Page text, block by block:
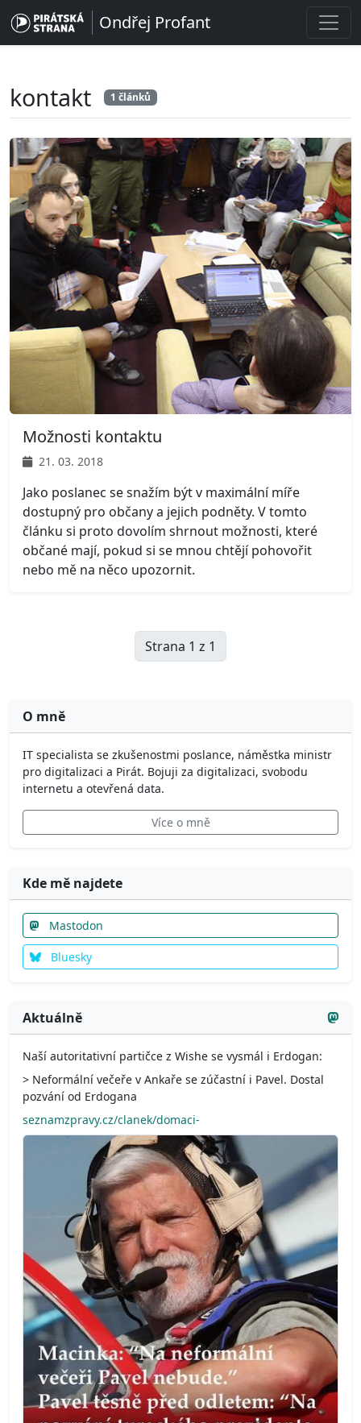
Ondřej Profant
kontakt 1 článků
Možnosti kontaktu
21. 03. 2018
Jako poslanec se snažím být v maximální míře
dostupný pro občany a jejich podněty. V tomto
článku si proto dovolím shrnout možnosti, které
občané mají, pokud si se mnou chtějí pohovořit
nebo mě na něco upozornit.
Strana 1 z 1
O mně
IT specialista se zkušenostmi poslance, náměstka ministr
pro digitalizaci a Pirát. Bojuji za digitalizaci, svobodu
internetu a otevřená data.
Více o mně
Kde mě najdete
Mastodon
Bluesky
Aktuálně
Naší autoritativní partičce z Wishe se vysmál i Erdogan:
> Neformální večeře v Ankaře se zúčastní i Pavel. Dostal
pozvání od Erdogana
seznamzpravy.cz/clanek/domaci-